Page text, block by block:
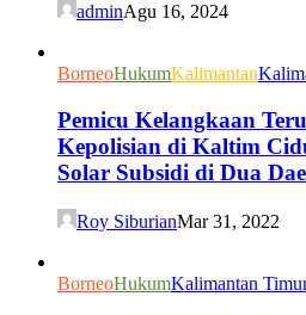
adminAgu 16, 2024
BorneoHukumKalimantan
Pemicu Kelangkaan
Kepolisian di Kaltim
Solar Subsidi di Dua
Roy SiburianMar 31, 2022
BorneoHukumKalimantan